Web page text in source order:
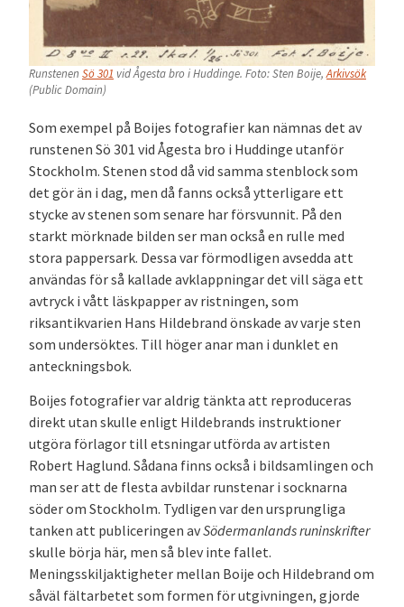
Runstenen Sö 301 vid Ågesta bro i Huddinge. Foto: Sten Boije,Arkivsök
(Public Domain)
Som exempel på Boijes fotografier kan nämnas det av
runstenen Sö 301 vid Ågesta bro i Huddinge utanför
Stockholm. Stenen stod då vid samma stenblock som
det gör än i dag, men då fanns också ytterligare ett
stycke av stenen som senare har försvunnit. På den
starkt mörknade bilden ser man också en rulle med
stora pappersark. Dessa var förmodligen avsedda att
användas för så kallade avklappningar det vill säga ett
avtryck i vått läskpapper av ristningen, som
riksantikvarien Hans Hildebrand önskade av varje sten
som undersöktes. Till höger anar man i dunklet en
anteckningsbok.
Boijes fotografier var aldrig tänkta att reproduceras
direkt utan skulle enligt Hildebrands instruktioner
utgöra förlagor till etsningar utförda av artisten
Robert Haglund. Sådana finns också i bildsamlingen och
man ser att de flesta avbildar runstenar i socknarna
söder om Stockholm. Tydligen var den ursprungliga
tanken att publiceringen avSödermanlands runinskrifter
skulle börja här, men så blev inte fallet.
Meningsskiljaktigheter mellan Boije och Hildebrand om
såväl fältarbetet som formen för utgivningen, gjorde